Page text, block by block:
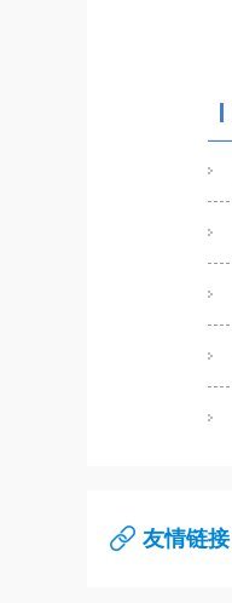
友情链接